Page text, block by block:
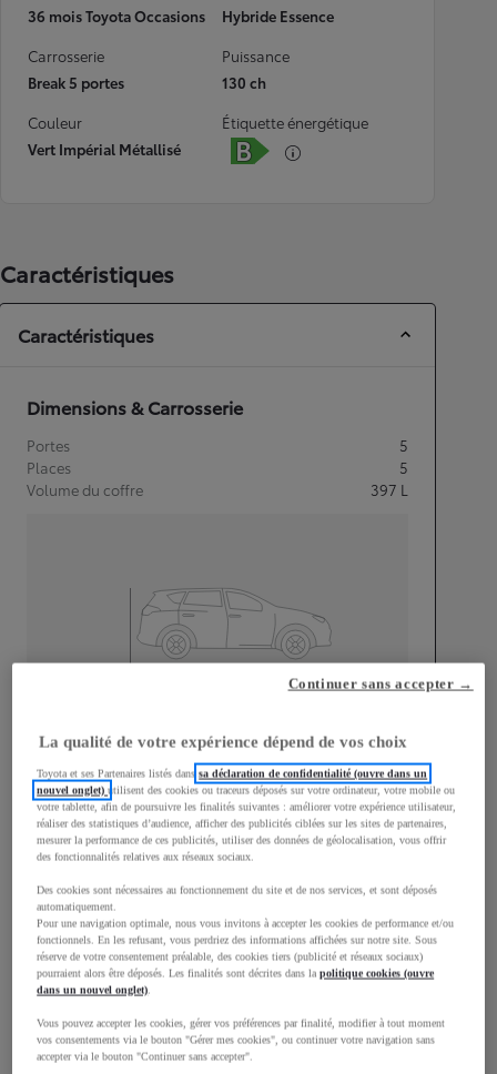
36 mois Toyota Occasions
Hybride Essence
Carrosserie
Break 5 portes
Puissance
130 ch
Couleur
Vert Impérial Métallisé
Étiquette énergétique
Caractéristiques
Caractéristiques
Dimensions & Carrosserie
Portes
5
Places
5
Volume du coffre
397 L
Consommation mixte
Consommation mixte 4,4 L/100 km
Émissions CO2
101g/km
La qualité de votre expérience dépend de vos choix
Toyota et ses Partenaires listés danssa déclaration de confidentialité (ouvre dans un
nouvel onglet)utilisent des cookies ou traceurs déposés sur votre ordinateur, votre mobile ou
votre tablette, afin de poursuivre les finalités suivantes : améliorer votre expérience utilisateur,
réaliser des statistiques d’audience, afficher des publicités ciblées sur les sites de partenaires,
mesurer la performance de ces publicités, utiliser des données de géolocalisation, vous offrir
des fonctionnalités relatives aux réseaux sociaux.
Des cookies sont nécessaires au fonctionnement du site et de nos services, et sont déposés
automatiquement.
Pour une navigation optimale, nous vous invitons à accepter les cookies de performance et/ou
fonctionnels. En les refusant, vous perdriez des informations affichées sur notre site. Sous
réserve de votre consentement préalable, des cookies tiers (publicité et réseaux sociaux)
pourraient alors être déposés. Les finalités sont décrites dans lapolitique cookies (ouvre
dans un nouvel onglet).
Vous pouvez accepter les cookies, gérer vos préférences par finalité, modifier à tout moment
vos consentements via le bouton "Gérer mes cookies", ou continuer votre navigation sans
accepter via le bouton "Continuer sans accepter".
Continuer sans accepter →